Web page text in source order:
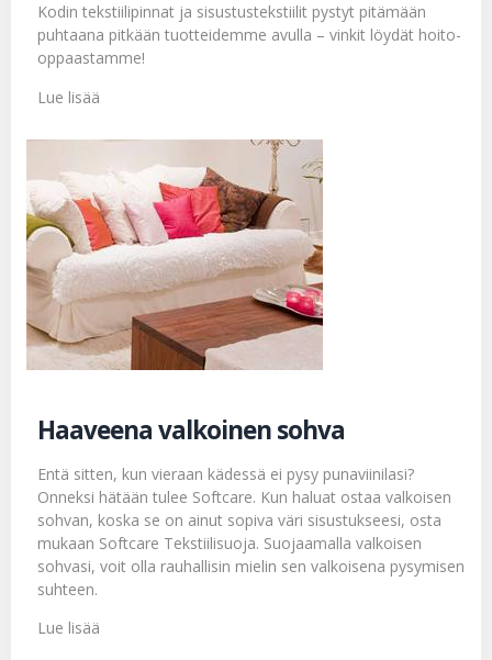
Kodin tekstiilipinnat ja sisustustekstiilit pystyt pitämään
puhtaana pitkään tuotteidemme avulla – vinkit löydät hoito-
oppaastamme!
Lue lisää
Haaveena valkoinen sohva
Entä sitten, kun vieraan kädessä ei pysy punaviinilasi?
Onneksi hätään tulee Softcare. Kun haluat ostaa valkoisen
sohvan, koska se on ainut sopiva väri sisustukseesi, osta
mukaan Softcare Tekstiilisuoja. Suojaamalla valkoisen
sohvasi, voit olla rauhallisin mielin sen valkoisena pysymisen
suhteen.
Lue lisää